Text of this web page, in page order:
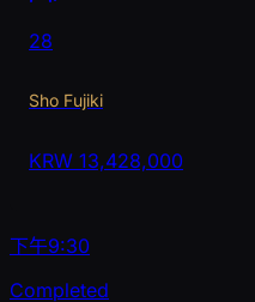
28
Sho Fujiki
KRW 13,428,000
下午9:30
Completed